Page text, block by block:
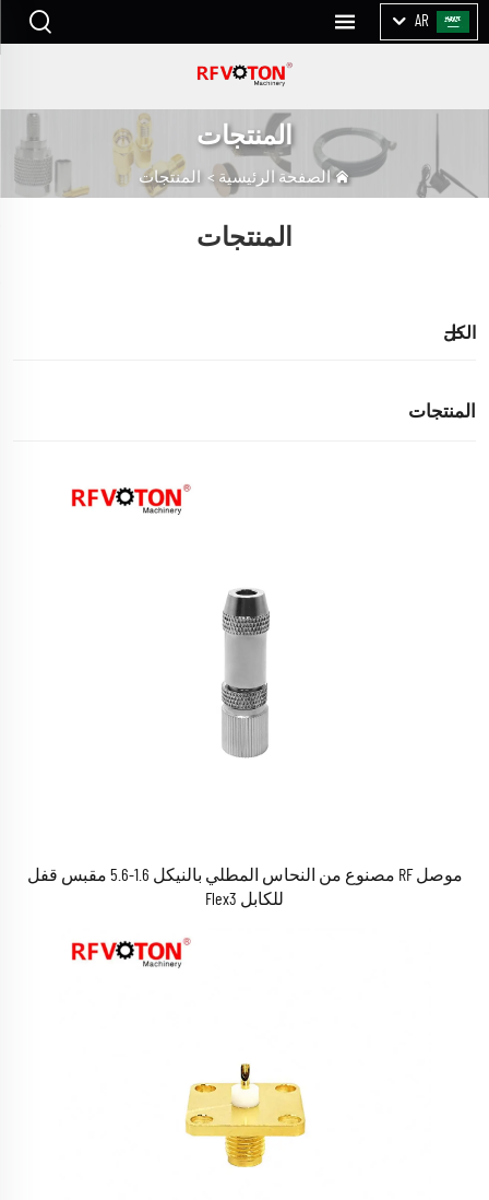
AR
المنتجات
الصفحة الرئيسية > المنتجات
المنتجات
الكل
المنتجات
موصل RF مصنوع من النحاس المطلي بالنيكل 1.6-5.6 مقبس قفل
للكابل Flex3